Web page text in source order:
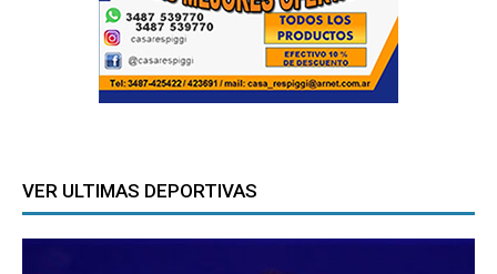
VER ULTIMAS DEPORTIVAS